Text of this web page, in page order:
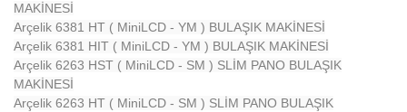
MAKİNESİ
Arçelik 6381 HT ( MiniLCD - YM ) BULAŞIK MAKİNESİ
Arçelik 6381 HIT ( MiniLCD - YM ) BULAŞIK MAKİNESİ
Arçelik 6263 HST ( MiniLCD - SM ) SLİM PANO BULAŞIK
MAKİNESİ
Arçelik 6263 HT ( MiniLCD - SM ) SLİM PANO BULAŞIK